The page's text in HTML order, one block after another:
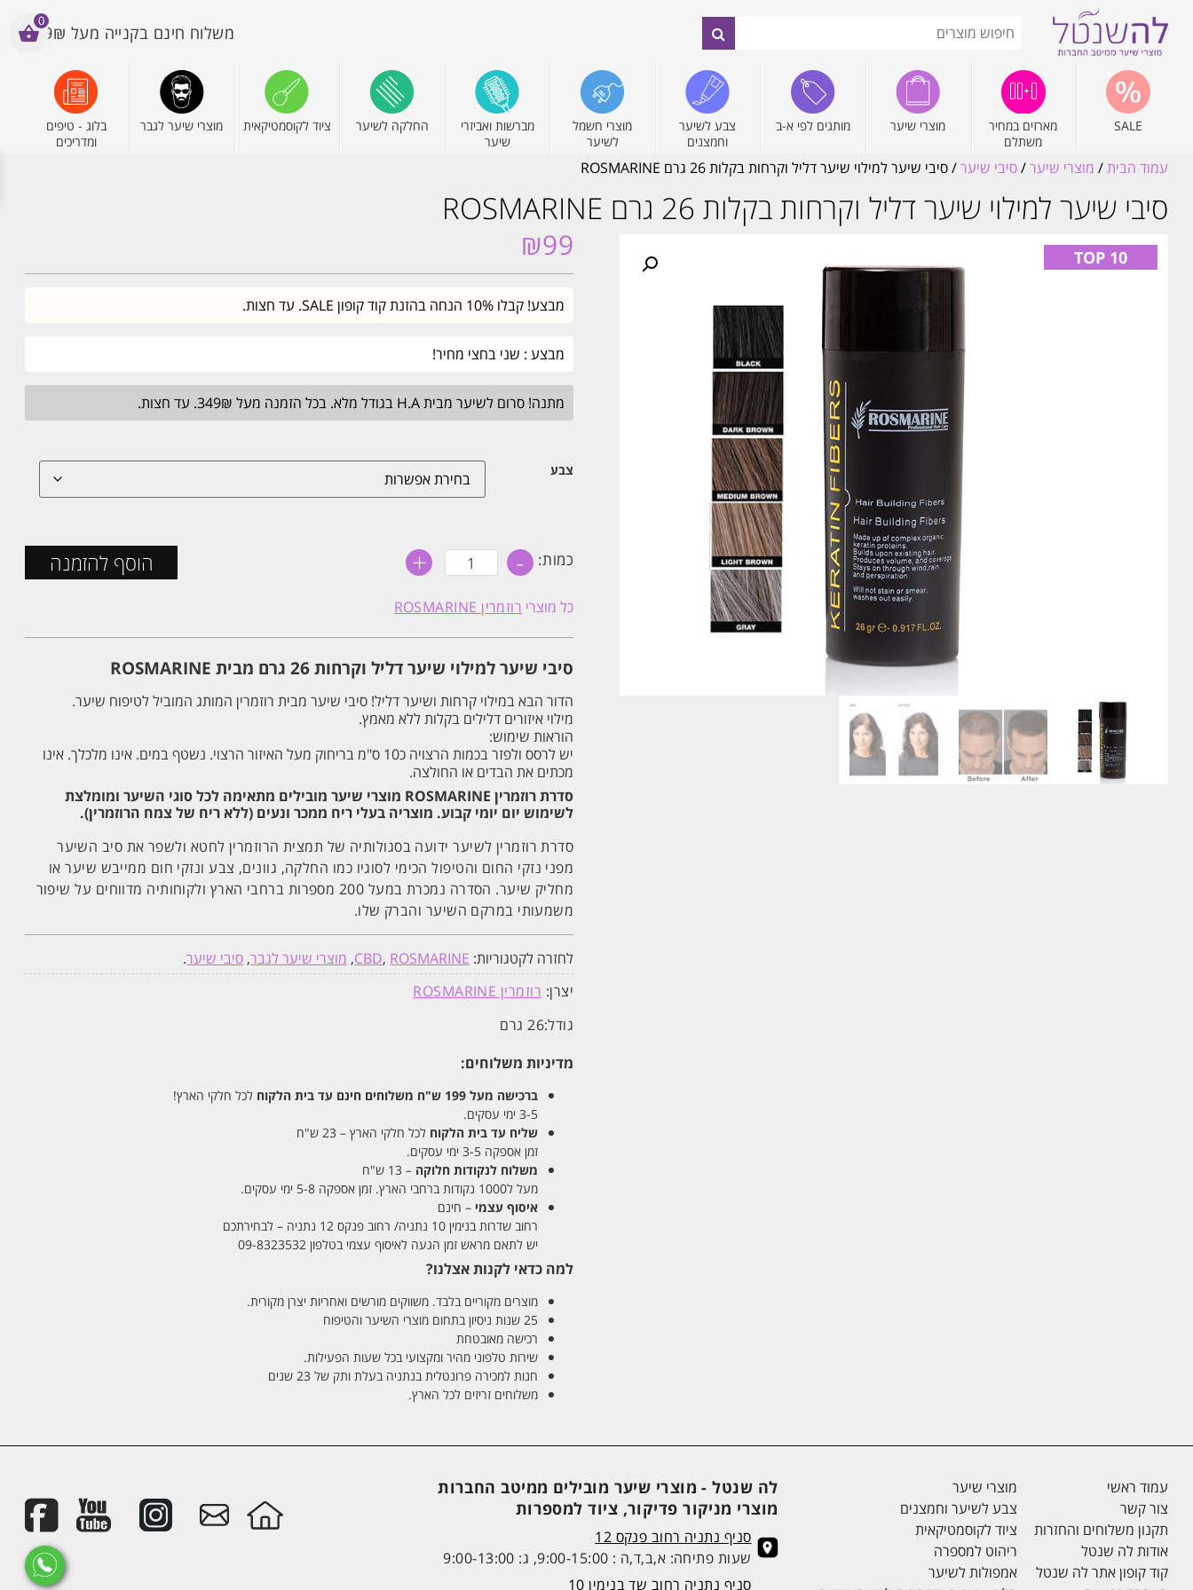
משלוח חינם בקנייה מעל 199₪
SALE
מארזים במחיר
משתלם
מוצרי שיער מותגים לפי א-ב
צבע לשיער
וחמצנים
מוצרי חשמל
לשיער
מברשות ואביזרי
שיער
החלקה לשיער ציוד לקוסמטיקאית מוצרי שיער לגבר
בלוג - טיפים
ומדריכים
עמוד הבית/ מוצרי שיער/סיבי שיער/ סיבי שיער למילוי שיער דליל וקרחות בקלות 26 גרם ROSMARINE
סיבי שיער למילוי שיער דליל וקרחות בקלות 26 גרם ROSMARINE
₪99
מבצע! קבלו 10% הנחה בהזנת קוד קופון SALE. עד חצות.
מבצע : שני בחצי מחיר!
מתנה! סרום לשיער מבית H.A בגודל מלא. בכל הזמנה מעל 349₪. עד חצות.
צבע
כמות: - כמות
של
שיער
למילוי
דליל
בקלות
גרם
ROSMARINE
+ הוסף להזמנה
כל מוצרי רוזמרין ROSMARINE
סיבי שיער למילוי שיער דליל וקרחות 26 גרם מבית ROSMARINE
הדור הבא במילוי קרחות ושיער דליל! סיבי שיער מבית רוזמרין המותג המוביל לטיפוח שיער.
מילוי איזורים דלילים בקלות ללא מאמץ.
הוראות שימוש:
יש לרסס ולפזר בכמות הרצויה כ10 ס"מ בריחוק מעל האיזור הרצוי. נשטף במים. אינו מלכלך. אינו
מכתים את הבדים או החולצה.
סדרת רוזמרין ROSMARINE מוצרי שיער מובילים מתאימה לכל סוגי השיער ומומלצת
לשימוש יום יומי קבוע. מוצריה בעלי ריח ממכר ונעים (ללא ריח של צמח הרוזמרין).
סדרת רוזמרין לשיער ידועה בסגולותיה של תמצית הרוזמרין לחטא ולשפר את סיב השיער
מפני נזקי החום והטיפול הכימי לסוגיו כמו החלקה, גוונים, צבע ונזקי חום ממייבש שיער או
מחליק שיער. הסדרה נמכרת במעל 200 מספרות ברחבי הארץ ולקוחותיה מדווחים על שיפור
משמעותי במרקם השיער והברק שלו.
לחזרה לקטגוריות: CBD, ROSMARINE
, מוצרי שיער לגבר, סיבי שיער.
יצרן: רוזמרין ROSMARINE
גודל:26 גרם
מדיניות משלוחים:
ברכישה מעל 199 ש"ח משלוחים חינם עד בית הלקוח לכל חלקי הארץ!
3-5 ימי עסקים.
שליח עד בית הלקוח לכל חלקי הארץ – 23 ש"ח
זמן אספקה 3-5 ימי עסקים.
משלוח לנקודות חלוקה – 13 ש"ח
מעל ל1000 נקודות ברחבי הארץ. זמן אספקה 5-8 ימי עסקים.
איסוף עצמי – חינם
רחוב שדרות בנימין 10 נתניה/ רחוב פנקס 12 נתניה – לבחירתכם
יש לתאם מראש זמן הגעה לאיסוף עצמי בטלפון 09-8323532
למה כדאי לקנות אצלנו?
מוצרים מקוריים בלבד. משווקים מורשים ואחריות יצרן מקורית.
25 שנות ניסיון בתחום מוצרי השיער והטיפוח
רכישה מאובטחת
שירות טלפוני מהיר ומקצועי בכל שעות הפעילות.
חנות למכירה פרונטלית בנתניה בעלת ותק של 23 שנים
משלוחים זריזים לכל הארץ.
עמוד ראשי
צור קשר
תקנון משלוחים והחזרות
אודות לה שנטל
קוד קופון אתר לה שנטל
מוצרי שיער
צבע לשיער וחמצנים
ציוד לקוסמטיקאית
ריהוט למספרה
אמפולות לשיער
לה שנטל - מוצרי שיער מובילים ממיטב החברות
מוצרי מניקור פדיקור, ציוד למספרות
סניף נתניה רחוב פנקס 12
שעות פתיחה: א,ב,ד,ה : 9:00-15:00, ג: 9:00-13:00
סניף נתניה רחוב שד בנימין 10
0